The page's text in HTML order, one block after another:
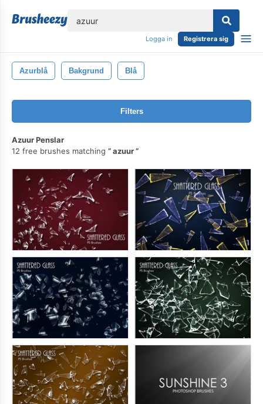
Logga in Registrera sig
Azurblå Bakgrund Blå
Filters
Azuur Penslar
12 free brushes matching
azuur